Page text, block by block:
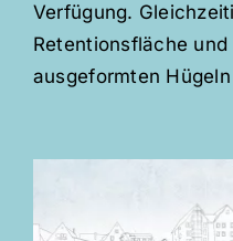
Verfügung.
Retentionsfläche
ausgeformten